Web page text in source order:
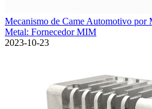
Mecanismo de Came Automotivo por
Metal: Fornecedor MIM
2023-10-23